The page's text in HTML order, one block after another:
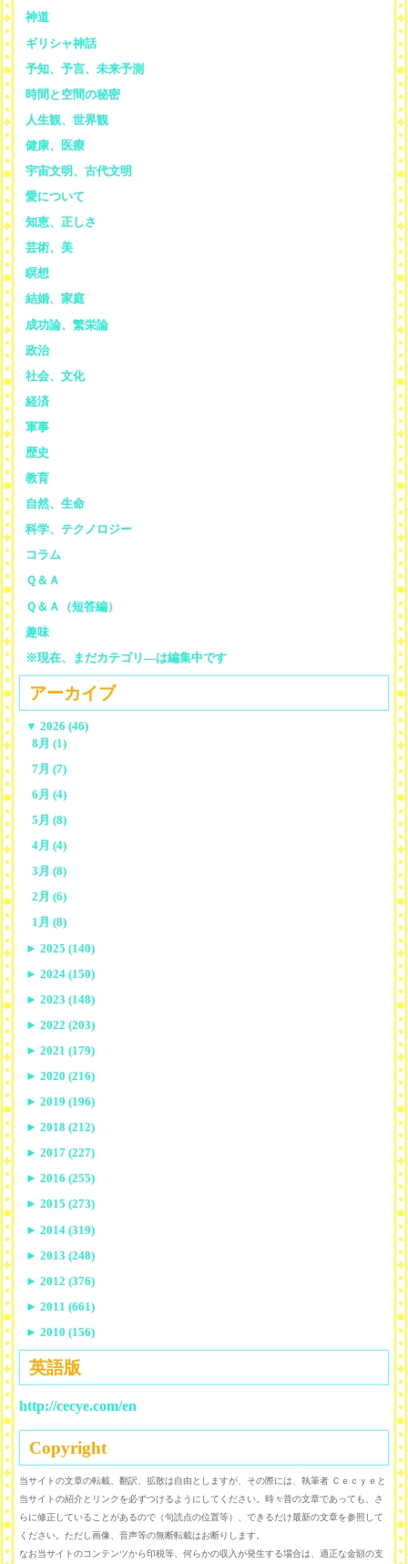
神道
ギリシャ神話
予知、予言、未来予測
時間と空間の秘密
人生観、世界観
健康、医療
宇宙文明、古代文明
愛について
知恵、正しさ
芸術、美
瞑想
結婚、家庭
成功論、繁栄論
政治
社会、文化
経済
軍事
歴史
教育
自然、生命
科学、テクノロジー
コラム
Ｑ＆Ａ
Ｑ＆Ａ（短答編）
趣味
※現在、まだカテゴリ—は編集中です
アーカイブ
▼ 2026 (46)
8月 (1)
7月 (7)
6月 (4)
5月 (8)
4月 (4)
3月 (8)
2月 (6)
1月 (8)
► 2025 (140)
► 2024 (150)
► 2023 (148)
► 2022 (203)
► 2021 (179)
► 2020 (216)
► 2019 (196)
► 2018 (212)
► 2017 (227)
► 2016 (255)
► 2015 (273)
► 2014 (319)
► 2013 (248)
► 2012 (376)
► 2011 (661)
► 2010 (156)
英語版
http://cecye.com/en
Copyright
当サイトの文章の転載、翻訳、拡散は自由としますが、その際には、執筆者 Ｃｅｃｙｅと
当サイトの紹介とリンクを必ずつけるようにしてください。時々昔の文章であっても、さ
らに修正していることがあるので（句読点の位置等）、できるだけ最新の文章を参照して
ください。ただし画像、音声等の無断転載はお断りします。
なお当サイトのコンテンツから印税等、何らかの収入が発生する場合は、適正な金額の支